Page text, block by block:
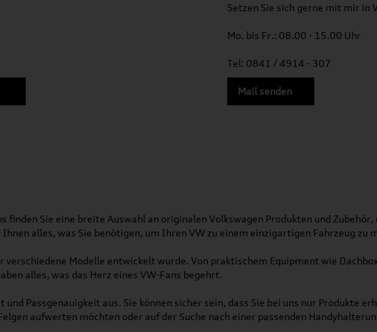
Setzen Sie sich gerne mit mir in
Mo. bis Fr.: 08.00 - 15.00 Uhr
Tel: 0841 / 4914 - 307
Mail senden
Sie eine breite Auswahl an originalen Volkswagen Produkten und
alles, was Sie benötigen, um Ihren VW zu einem einzigartigen Fahrzeug zu
Modelle entwickelt wurde. Von praktischem Equipment wie
alles, was das Herz eines VW-Fans begehrt.
Passgenauigkeit aus. Sie können sicher sein, dass Sie bei uns nur Produkte
aufwerten möchten oder auf der Suche nach einer passenden